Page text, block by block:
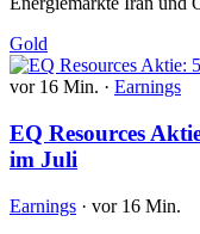
Gold
vor 16 Min. · Earnings
EQ Resources
im Juli
Earnings · vor 16 Min.